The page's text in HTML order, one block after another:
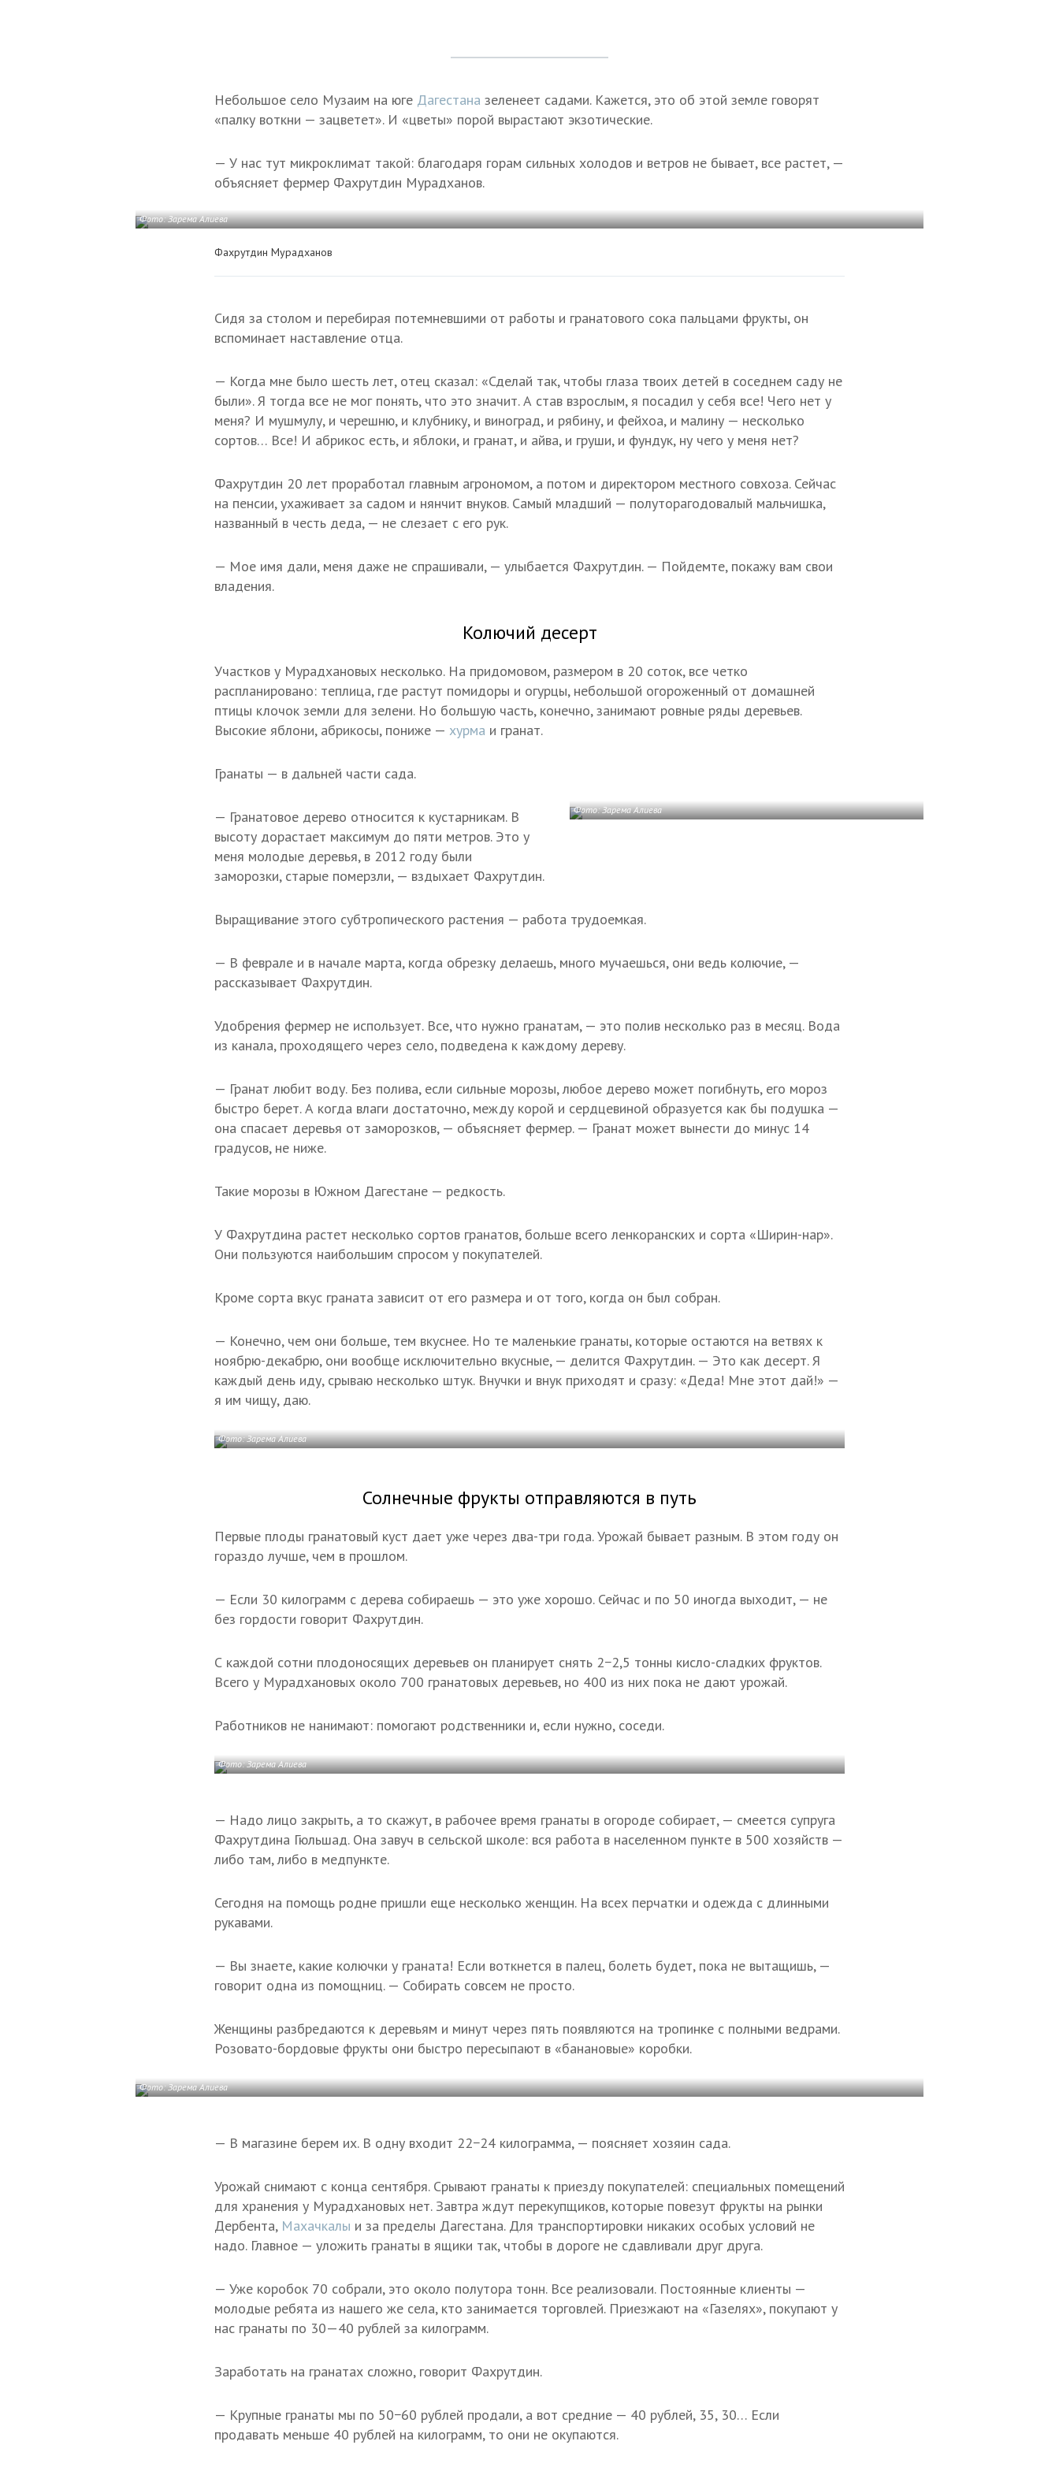
Небольшое село Музаим на юге Дагестана зеленеет садами. Кажется, это об этой земле говорят
«палку воткни — зацветет». И «цветы» порой вырастают экзотические.
— У нас тут микроклимат такой: благодаря горам сильных холодов и ветров не бывает, все растет, —
объясняет фермер Фахрутдин Мурадханов.
Фото: Зарема Алиева
Фахрутдин Мурадханов
Сидя за столом и перебирая потемневшими от работы и гранатового сока пальцами фрукты, он
вспоминает наставление отца.
— Когда мне было шесть лет, отец сказал: «Сделай так, чтобы глаза твоих детей в соседнем саду не
были». Я тогда все не мог понять, что это значит. А став взрослым, я посадил у себя все! Чего нет у
меня? И мушмулу, и черешню, и клубнику, и виноград, и рябину, и фейхоа, и малину — несколько
сортов… Все! И абрикос есть, и яблоки, и гранат, и айва, и груши, и фундук, ну чего у меня нет?
Фахрутдин 20 лет проработал главным агрономом, а потом и директором местного совхоза. Сейчас
на пенсии, ухаживает за садом и нянчит внуков. Самый младший — полуторагодовалый мальчишка,
названный в честь деда, — не слезает с его рук.
— Мое имя дали, меня даже не спрашивали, — улыбается Фахрутдин. — Пойдемте, покажу вам свои
владения.
Колючий десерт
Участков у Мурадхановых несколько. На придомовом, размером в 20 соток, все четко
распланировано: теплица, где растут помидоры и огурцы, небольшой огороженный от домашней
птицы клочок земли для зелени. Но большую часть, конечно, занимают ровные ряды деревьев.
Высокие яблони, абрикосы, пониже — хурма и гранат.
Гранаты — в дальней части сада.
Фото: Зарема Алиева
— Гранатовое дерево относится к кустарникам. В
высоту дорастает максимум до пяти метров. Это у
меня молодые деревья, в 2012 году были
заморозки, старые померзли, — вздыхает Фахрутдин.
Выращивание этого субтропического растения — работа трудоемкая.
— В феврале и в начале марта, когда обрезку делаешь, много мучаешься, они ведь колючие, —
рассказывает Фахрутдин.
Удобрения фермер не использует. Все, что нужно гранатам, — это полив несколько раз в месяц. Вода
из канала, проходящего через село, подведена к каждому дереву.
— Гранат любит воду. Без полива, если сильные морозы, любое дерево может погибнуть, его мороз
быстро берет. А когда влаги достаточно, между корой и сердцевиной образуется как бы подушка —
она спасает деревья от заморозков, — объясняет фермер. — Гранат может вынести до минус 14
градусов, не ниже.
Такие морозы в Южном Дагестане — редкость.
У Фахрутдина растет несколько сортов гранатов, больше всего ленкоранских и сорта «Ширин-нар».
Они пользуются наибольшим спросом у покупателей.
Кроме сорта вкус граната зависит от его размера и от того, когда он был собран.
— Конечно, чем они больше, тем вкуснее. Но те маленькие гранаты, которые остаются на ветвях к
ноябрю-декабрю, они вообще исключительно вкусные, — делится Фахрутдин. — Это как десерт. Я
каждый день иду, срываю несколько штук. Внучки и внук приходят и сразу: «Деда! Мне этот дай!» —
я им чищу, даю.
Фото: Зарема Алиева
Солнечные фрукты отправляются в путь
Первые плоды гранатовый куст дает уже через два-три года. Урожай бывает разным. В этом году он
гораздо лучше, чем в прошлом.
— Если 30 килограмм с дерева собираешь — это уже хорошо. Сейчас и по 50 иногда выходит, — не
без гордости говорит Фахрутдин.
С каждой сотни плодоносящих деревьев он планирует снять 2−2,5 тонны кисло-сладких фруктов.
Всего у Мурадхановых около 700 гранатовых деревьев, но 400 из них пока не дают урожай.
Работников не нанимают: помогают родственники и, если нужно, соседи.
Фото: Зарема Алиева
— Надо лицо закрыть, а то скажут, в рабочее время гранаты в огороде собирает, — смеется супруга
Фахрутдина Гюльшад. Она завуч в сельской школе: вся работа в населенном пункте в 500 хозяйств —
либо там, либо в медпункте.
Сегодня на помощь родне пришли еще несколько женщин. На всех перчатки и одежда с длинными
рукавами.
— Вы знаете, какие колючки у граната! Если воткнется в палец, болеть будет, пока не вытащишь, —
говорит одна из помощниц. — Собирать совсем не просто.
Женщины разбредаются к деревьям и минут через пять появляются на тропинке с полными ведрами.
Розовато-бордовые фрукты они быстро пересыпают в «банановые» коробки.
Фото: Зарема Алиева
— В магазине берем их. В одну входит 22−24 килограмма, — поясняет хозяин сада.
Урожай снимают с конца сентября. Срывают гранаты к приезду покупателей: специальных помещений
для хранения у Мурадхановых нет. Завтра ждут перекупщиков, которые повезут фрукты на рынки
Дербента, Махачкалы и за пределы Дагестана. Для транспортировки никаких особых условий не
надо. Главное — уложить гранаты в ящики так, чтобы в дороге не сдавливали друг друга.
— Уже коробок 70 собрали, это около полутора тонн. Все реализовали. Постоянные клиенты —
молодые ребята из нашего же села, кто занимается торговлей. Приезжают на «Газелях», покупают у
нас гранаты по 30—40 рублей за килограмм.
Заработать на гранатах сложно, говорит Фахрутдин.
— Крупные гранаты мы по 50−60 рублей продали, а вот средние — 40 рублей, 35, 30… Если
продавать меньше 40 рублей на килограмм, то они не окупаются.